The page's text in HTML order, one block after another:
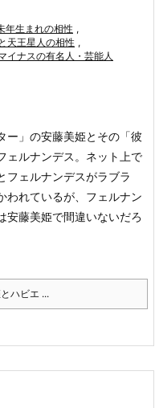
年生まれの相性 ,
天王星人の相性 ,
イナスの有名人・芸能人
ー」の安藤美姫とその「彼
ェルナンデス。 ネット上で
フェルナンデスがラブラ
われているが、フェルナン
安藤美姫で間違いないだろ
ハビエ ...